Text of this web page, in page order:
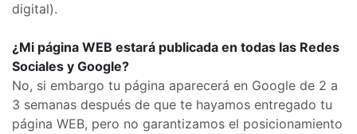
digital).
¿Mi página WEB estará publicada en todas las Redes
Sociales y Google?
No, si embargo tu página aparecerá en Google de 2 a
3 semanas después de que te hayamos entregado tu
página WEB, pero no garantizamos el posicionamiento